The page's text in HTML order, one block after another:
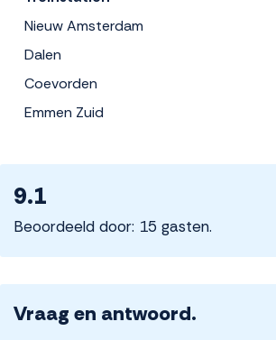
Nieuw Amsterdam
Dalen
Coevorden
Emmen Zuid
9.1
Beoordeeld door: 15 gasten.
Vraag en antwoord.